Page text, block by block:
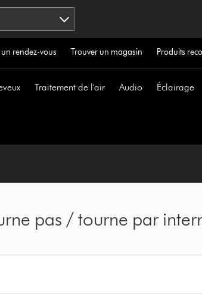
un rendez-vous Trouver un magasin Produits
Traitement de l'air Audio Éclairage
pas / tourne par